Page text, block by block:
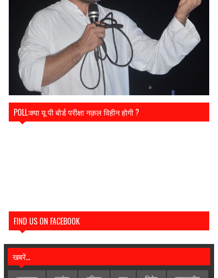
POLL:क्या यू पी बोर्ड परीक्षा नक़ल विहीन होगी ?
FIND US ON FACEBOOK
खबरें...